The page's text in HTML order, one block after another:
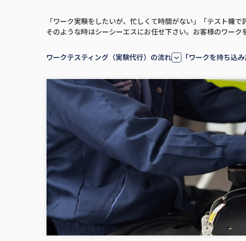
「ワーク実験をしたいが、忙しくて時間がない」「テスト機
そのような時はシーシーエスにお任せ下さい。お客様のワー
ワークテスティング（実験代行）の流れ 「ワークを持ち込